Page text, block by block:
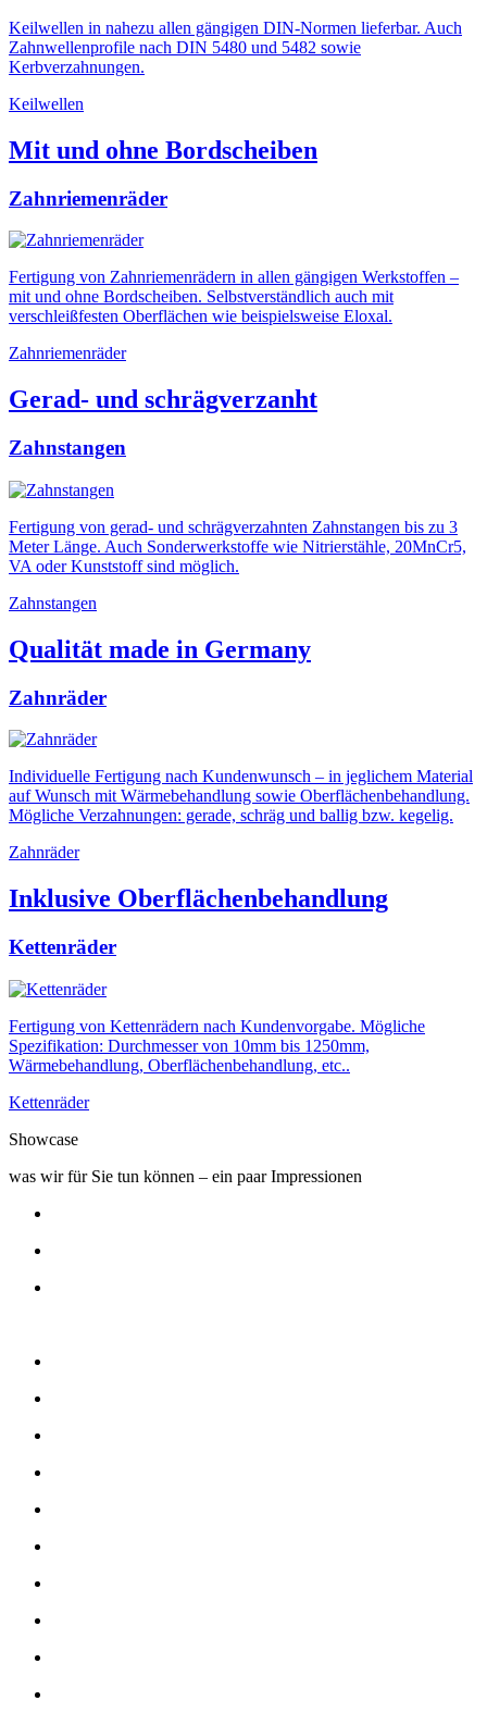
Keilwellen in nahezu allen gängigen DIN-Normen lieferbar. Auch
Zahnwellenprofile nach DIN 5480 und 5482 sowie
Kerbverzahnungen.
Keilwellen
Mit und ohne Bordscheiben
Zahnriemenräder
Fertigung von Zahnriemenrädern in allen gängigen Werkstoffen –
mit und ohne Bordscheiben. Selbstverständlich auch mit
verschleißfesten Oberflächen wie beispielsweise Eloxal.
Zahnriemenräder
Gerad- und schrägverzanht
Zahnstangen
Fertigung von gerad- und schrägverzahnten Zahnstangen bis zu 3
Meter Länge. Auch Sonderwerkstoffe wie Nitrierstähle, 20MnCr5,
VA oder Kunststoff sind möglich.
Zahnstangen
Qualität made in Germany
Zahnräder
Individuelle Fertigung nach Kundenwunsch – in jeglichem Material
auf Wunsch mit Wärmebehandlung sowie Oberflächenbehandlung.
Mögliche Verzahnungen: gerade, schräg und ballig bzw. kegelig.
Zahnräder
Inklusive Oberflächenbehandlung
Kettenräder
Fertigung von Kettenrädern nach Kundenvorgabe. Mögliche
Spezifikation: Durchmesser von 10mm bis 1250mm,
Wärmebehandlung, Oberflächenbehandlung, etc..
Kettenräder
Showcase
was wir für Sie tun können – ein paar Impressionen